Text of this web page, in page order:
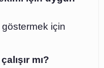
göstermek için
mı?